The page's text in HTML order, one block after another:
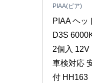
PIAA(ピア)
PIAA ヘッ
D3S
2個入
車検対応
付 HH163